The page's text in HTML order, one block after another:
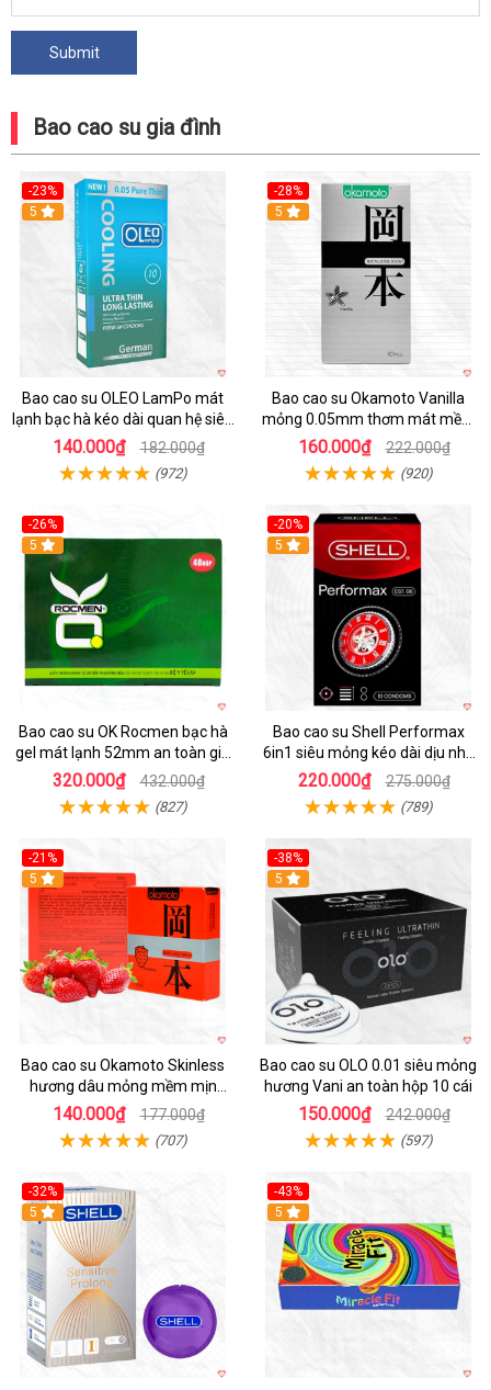
Bao cao su gia đình
-23%
5
Bao cao su OLEO LamPo mát
lạnh bạc hà kéo dài quan hệ siêu
mỏng
140.000₫ 182.000₫
(972)
-28%
Hot
5
Bao cao su Okamoto Vanilla
mỏng 0.05mm thơm mát mềm
mại
160.000₫ 222.000₫
(920)
-26%
Hot
5
Bao cao su OK Rocmen bạc hà
gel mát lạnh 52mm an toàn giá
tốt
320.000₫ 432.000₫
(827)
-20%
5
Bao cao su Shell Performax
6in1 siêu mỏng kéo dài dịu nhẹ
kích thích
220.000₫ 275.000₫
(789)
-21%
Hot
5
Bao cao su Okamoto Skinless
hương dâu mỏng mềm mịn
quyến rũ
140.000₫ 177.000₫
(707)
-38%
5
Bao cao su OLO 0.01 siêu mỏng
hương Vani an toàn hộp 10 cái
150.000₫ 242.000₫
(597)
-32%
5
-43%
Hot
5